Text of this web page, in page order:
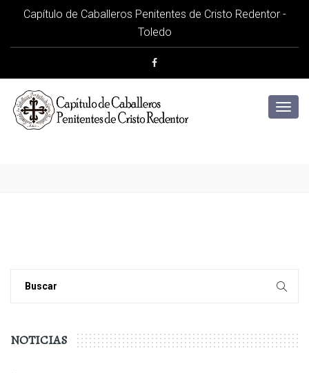
Capítulo de Caballeros Penitentes de Cristo Redentor -
Toledo
NOTICIAS